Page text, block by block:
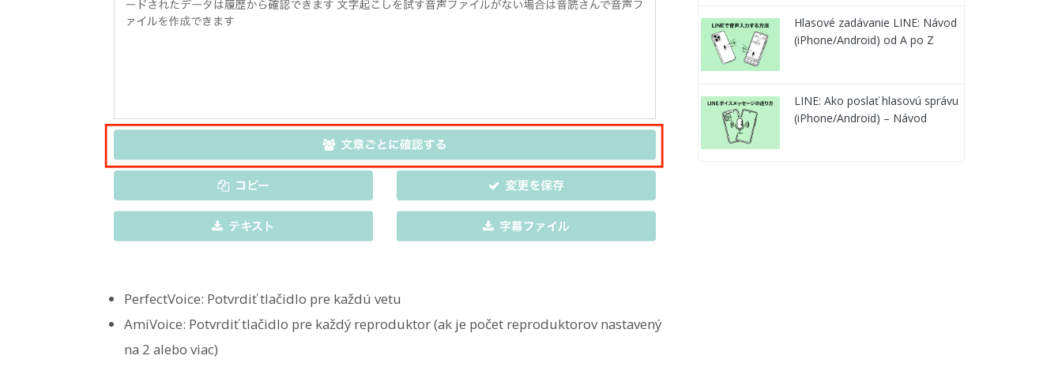
PerfectVoice: Potvrdiť tlačidlo pre každú vetu
AmiVoice: Potvrdiť tlačidlo pre každý reproduktor (ak je počet reproduktorov nastavený
na 2 alebo viac)
Hlasové zadávanie LINE: Návod
(iPhone/Android) od A po Z
LINE: Ako poslať hlasovú správu
(iPhone/Android) – Návod